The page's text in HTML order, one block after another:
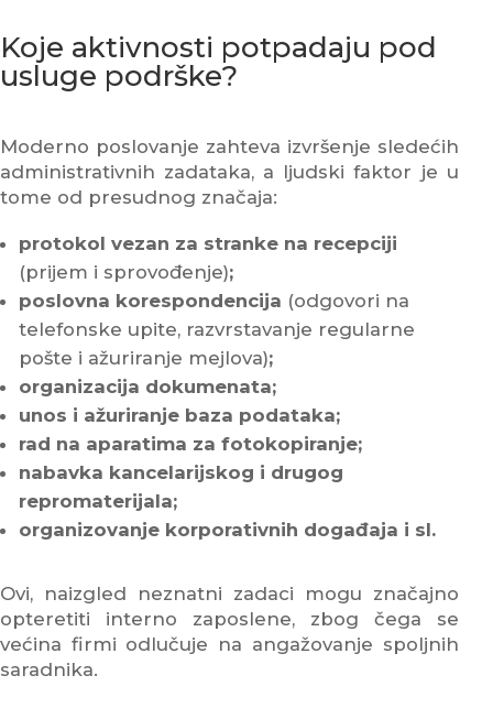
Koje aktivnosti potpadaju pod
usluge podrške?
Moderno poslovanje zahteva izvršenje sledećih
administrativnih zadataka, a ljudski faktor je u
tome od presudnog značaja:
protokol vezan za stranke na recepciji
(prijem i sprovođenje);
poslovna korespondencija (odgovori na
telefonske upite, razvrstavanje regularne
pošte i ažuriranje mejlova);
organizacija dokumenata;
unos i ažuriranje baza podataka;
rad na aparatima za fotokopiranje;
nabavka kancelarijskog i drugog
repromaterijala;
organizovanje korporativnih događaja i sl.
Ovi, naizgled neznatni zadaci mogu značajno
opteretiti interno zaposlene, zbog čega se
većina firmi odlučuje na angažovanje spoljnih
saradnika.